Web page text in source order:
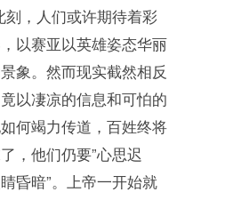
刻，人们或许期待着彩
以赛亚以英雄姿态华丽
象。然而现实截然相反
以凄凉的信息和可怕的
何竭力传道，百姓终将
，他们仍要”心思迟
昏暗”。上帝一开始就